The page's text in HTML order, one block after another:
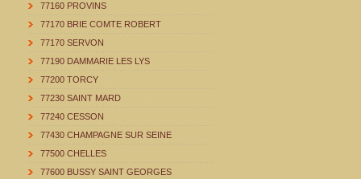
77160 PROVINS
77170 BRIE COMTE ROBERT
77170 SERVON
77190 DAMMARIE LES LYS
77200 TORCY
77230 SAINT MARD
77240 CESSON
77430 CHAMPAGNE SUR SEINE
77500 CHELLES
77600 BUSSY SAINT GEORGES